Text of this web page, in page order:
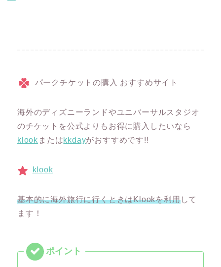
パークチケットの購入 おすすめサイト
海外のディズニーランドやユニバーサルスタジオ
のチケットを公式よりもお得に購入したいなら
klook またはkkdayがおすすめです!!
klook
基本的に海外旅行に行くときはKlookを利用して
ます！